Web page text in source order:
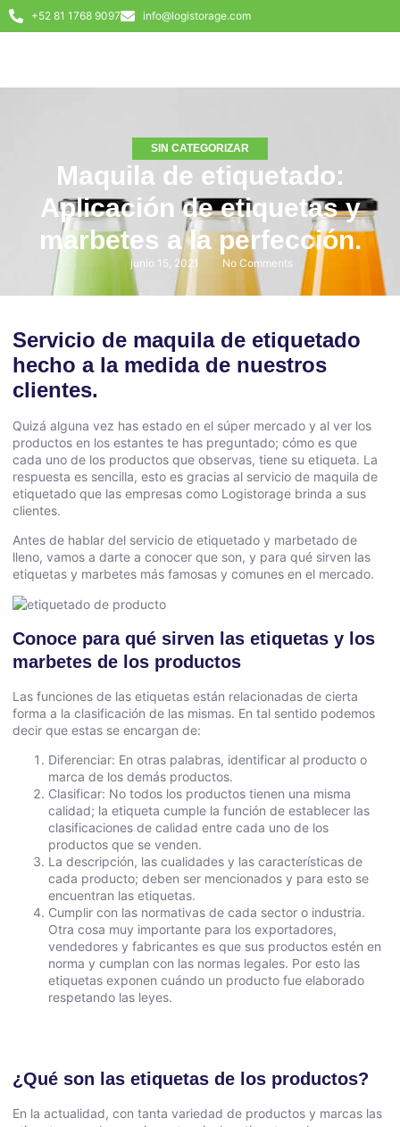
+52 81 1768 9097 info@logistorage.com
SIN CATEGORIZAR
Maquila de etiquetado:
Aplicación de etiquetas y
marbetes a la perfección.
junio 15, 2021 No Comments
Servicio de maquila de etiquetado
hecho a la medida de nuestros
clientes.
Quizá alguna vez has estado en el súper mercado y al ver los
productos en los estantes te has preguntado; cómo es que
cada uno de los productos que observas, tiene su etiqueta. La
respuesta es sencilla, esto es gracias al servicio de maquila de
etiquetado que las empresas como Logistorage brinda a sus
clientes.
Antes de hablar del servicio de etiquetado y marbetado de
lleno, vamos a darte a conocer que son, y para qué sirven las
etiquetas y marbetes más famosas y comunes en el mercado.
Conoce para qué sirven las etiquetas y los
marbetes de los productos
Las funciones de las etiquetas están relacionadas de cierta
forma a la clasificación de las mismas. En tal sentido podemos
decir que estas se encargan de:
Diferenciar: En otras palabras, identificar al producto o
marca de los demás productos.
Clasificar: No todos los productos tienen una misma
calidad; la etiqueta cumple la función de establecer las
clasificaciones de calidad entre cada uno de los
productos que se venden.
La descripción, las cualidades y las características de
cada producto; deben ser mencionados y para esto se
encuentran las etiquetas.
Cumplir con las normativas de cada sector o industria.
Otra cosa muy importante para los exportadores,
vendedores y fabricantes es que sus productos estén en
norma y cumplan con las normas legales. Por esto las
etiquetas exponen cuándo un producto fue elaborado
respetando las leyes.
¿Qué son las etiquetas de los productos?
En la actualidad, con tanta variedad de productos y marcas las